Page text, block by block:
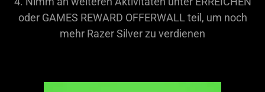
oder GAMES REWARD OFFERWALL teil, um noch
mehr Razer Silver zu verdienen